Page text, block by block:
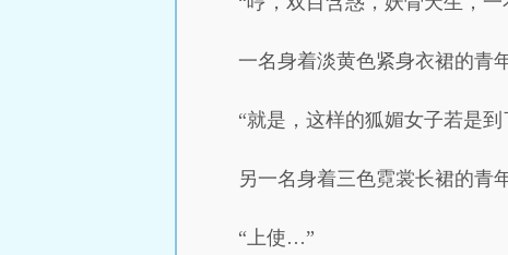
一名身着淡黄色紧身衣裙的青
“就是，这样的狐媚女子若是
另一名身着三色霓裳长裙的青
“上使…”